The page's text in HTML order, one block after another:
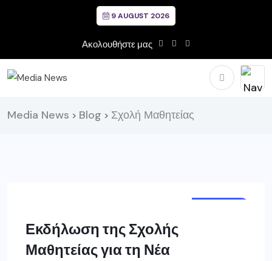
9 AUGUST 2026
Ακολουθήστε μας
Media News > Blog > Σχολή Μαθητείας
Εκδήλωση της Σχολής
Μαθητείας για τη Νέα